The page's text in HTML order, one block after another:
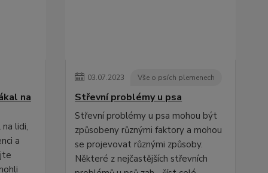
na
lidi,
a
03.07.2023 Vše o psích plemenech
Střevní problémy u psa
Střevní problémy u psa mohou být
způsobeny různými faktory a mohou
se projevovat různými způsoby.
Některé z nejčastějších střevních